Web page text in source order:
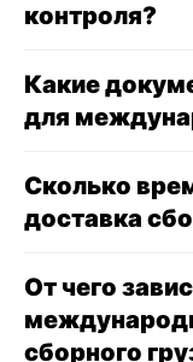
контроля?
Какие
для
Сколько
доставка
От чего
сборного